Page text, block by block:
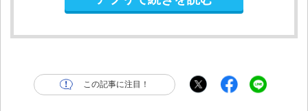
この記事に注目！